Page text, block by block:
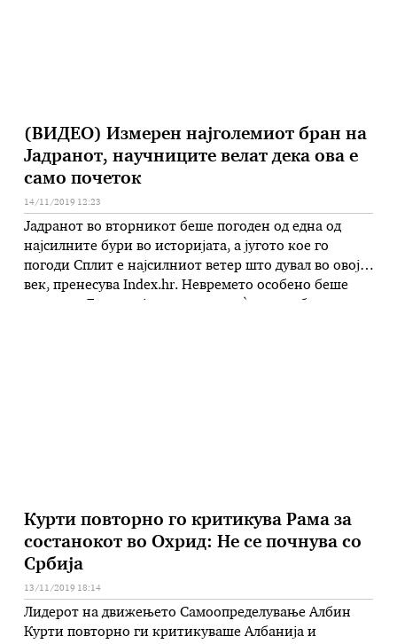
(ВИДЕО) Измерен најголемиот бран на
Јадранот, научниците велат дека ова е
само почеток
14/11/2019 12:23
Јадранот во вторникот беше погоден од една од
најсилните бури во историјата, а југото кое го
погоди Сплит е најсилниот ветер што дувал во овој
век, пренесува Index.hr. Невремето особено беше
Курти повторно го критикува Рама за
состанокот во Охрид: Не се почнува со
Србија
13/11/2019 18:14
Лидерот на движењето Самоопределување Албин
Курти повторно ги критикуваше Албанија и